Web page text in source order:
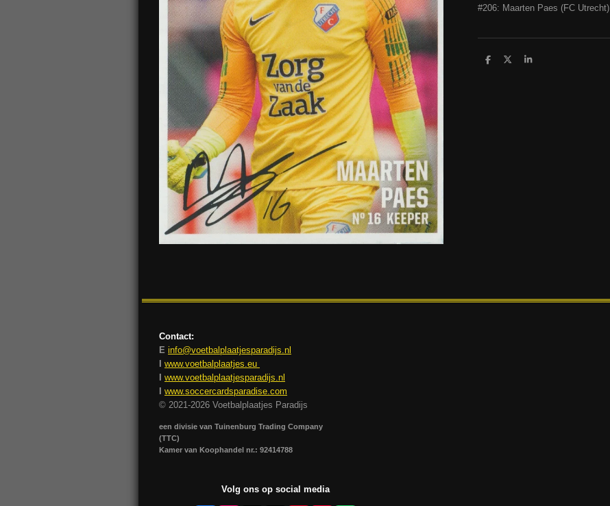
#206: Maarten Paes (FC Utrecht)
D
D
S
Contact:
E info@voetbalplaatjesparadijs.nl
I www.voetbalplaatjes.eu
I www.voetbalplaatjesparadijs.nl
I www.soccercardsparadise.com
© 2021-2026 Voetbalplaatjes Paradijs
een divisie van Tuinenburg Trading Company
(TTC)
Kamer van Koophandel nr.: 92414788
Volg ons op social media